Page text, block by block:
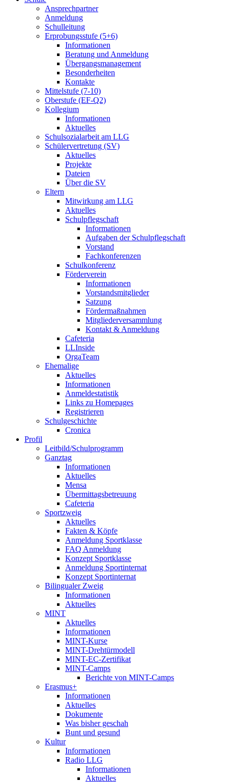
Ansprechpartner
Anmeldung
Schulleitung
Erprobungsstufe (5+6)
Informationen
Beratung und Anmeldung
Übergangsmanagement
Besonderheiten
Kontakte
Mittelstufe (7-10)
Oberstufe (EF-Q2)
Kollegium
Informationen
Aktuelles
Schulsozialarbeit am LLG
Schülervertretung (SV)
Aktuelles
Projekte
Dateien
Über die SV
Eltern
Mitwirkung am LLG
Aktuelles
Schulpflegschaft
Informationen
Aufgaben der Schulpflegschaft
Vorstand
Fachkonferenzen
Schulkonferenz
Förderverein
Informationen
Vorstandsmitglieder
Satzung
Fördermaßnahmen
Mitgliederversammlung
Kontakt & Anmeldung
Cafeteria
LLInside
OrgaTeam
Ehemalige
Aktuelles
Informationen
Anmeldestatistik
Links zu Homepages
Registrieren
Schulgeschichte
Cronica
Profil
Leitbild/Schulprogramm
Ganztag
Informationen
Aktuelles
Mensa
Übermittagsbetreuung
Cafeteria
Sportzweig
Aktuelles
Fakten & Köpfe
Anmeldung Sportklasse
FAQ Anmeldung
Konzept Sportklasse
Anmeldung Sportinternat
Konzept Sportinternat
Bilingualer Zweig
Informationen
Aktuelles
MINT
Aktuelles
Informationen
MINT-Kurse
MINT-Drehtürmodell
MINT-EC-Zertifikat
MINT-Camps
Berichte von MINT-Camps
Erasmus+
Informationen
Aktuelles
Dokumente
Was bisher geschah
Bunt und gesund
Kultur
Informationen
Radio LLG
Informationen
Aktuelles